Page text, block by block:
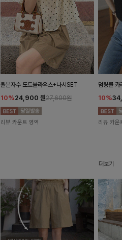
율븐자수 도트블라우스+나시SET
10%24,900 원27,600원
리뷰 카운트 영역
덤링클 카
10%
리뷰 카운
더보기